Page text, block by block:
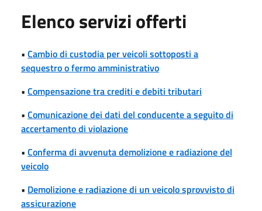
Elenco servizi offerti
• Cambio di custodia per veicoli sottoposti a
sequestro o fermo amministrativo
• Compensazione tra crediti e debiti tributari
• Comunicazione dei dati del conducente a seguito di
accertamento di violazione
• Conferma di avvenuta demolizione e radiazione del
veicolo
• Demolizione e radiazione di un veicolo sprovvisto di
assicurazione